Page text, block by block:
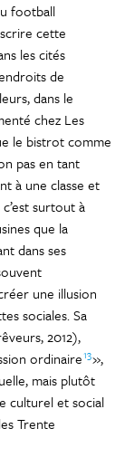
football
cette
les cités
de
dans le
chez Les
le bistrot comme
pas en tant
à une classe et
surtout à
que la
dans ses
une illusion
sociales. Sa
2012),
ordinaire13»,
mais plutôt
culturel et social
Trente